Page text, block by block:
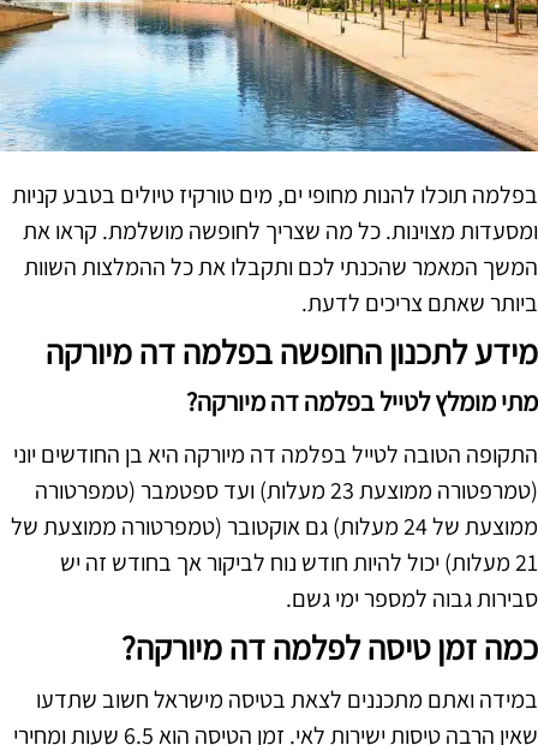
בפלמה תוכלו להנות מחופי ים, מים טורקיז טיולים בטבע קניות
ומסעדות מצוינות. כל מה שצריך לחופשה מושלמת. קראו את
המשך המאמר שהכנתי לכם ותקבלו את כל ההמלצות השוות
ביותר שאתם צריכים לדעת.
מידע לתכנון החופשה בפלמה דה מיורקה
מתי מומלץ לטייל בפלמה דה מיורקה?
התקופה הטובה לטייל בפלמה דה מיורקה היא בן החודשים יוני
(טמרפטורה ממוצעת 23 מעלות) ועד ספטמבר (טמפרטורה
ממוצעת של 24 מעלות) גם אוקטובר (טמפרטורה ממוצעת של
21 מעלות) יכול להיות חודש נוח לביקור אך בחודש זה יש
סבירות גבוה למספר ימי גשם.
כמה זמן טיסה לפלמה דה מיורקה?
במידה ואתם מתכננים לצאת בטיסה מישראל חשוב שתדעו
שאין הרבה טיסות ישירות לאי. זמן הטיסה הוא 6.5 שעות ומחירי